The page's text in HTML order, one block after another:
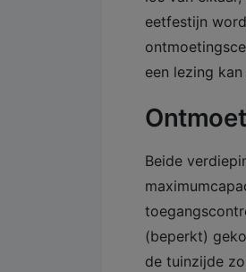
eetfestijn
een lezing
Beide
(beperkt)
de tuinzijde